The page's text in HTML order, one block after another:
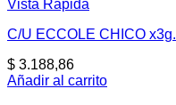
Vista Rápida
C/U ECCOLE CHICO x3g.
$ 3.188,86
Añadir al carrito